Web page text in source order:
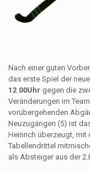
Nach einer guten
das erste Spiel der
12.00Uhr gegen die
Veränderungen im
vorübergehenden
Neuzugängen (5) ist
Heinrich überzeugt, mit
Tabellendrittel
als Absteiger aus der